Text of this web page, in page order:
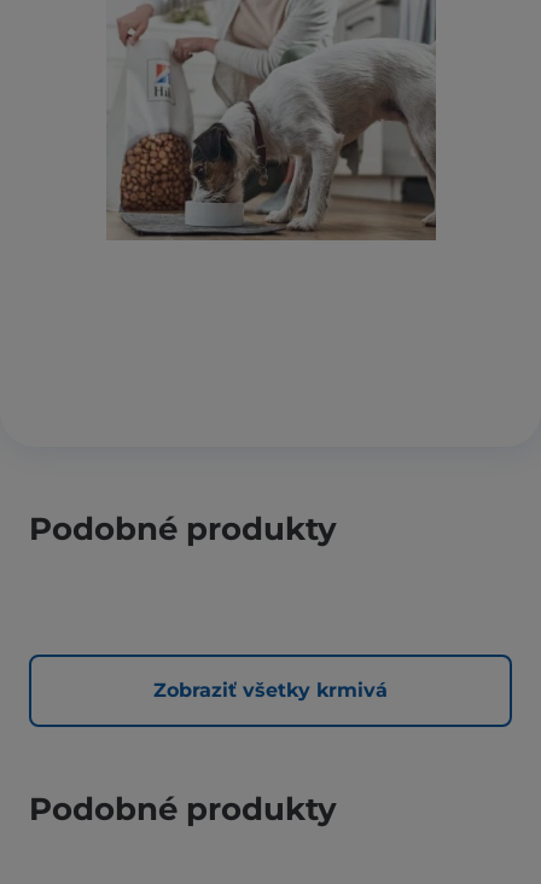
Podobné produkty
Zobraziť všetky krmivá
Podobné produkty